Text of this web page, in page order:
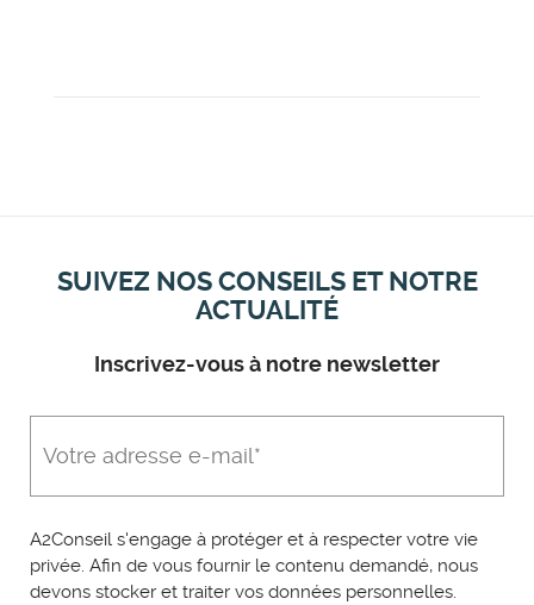
SUIVEZ NOS CONSEILS ET NOTRE
ACTUALITÉ
Inscrivez-vous à notre newsletter
A2Conseil s'engage à protéger et à respecter votre vie
privée. Afin de vous fournir le contenu demandé, nous
devons stocker et traiter vos données personnelles.